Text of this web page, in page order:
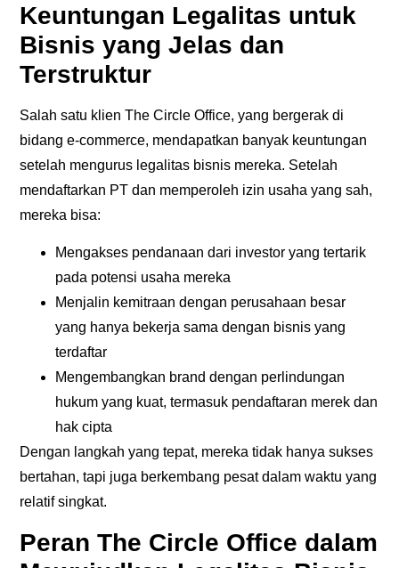
Keuntungan Legalitas untuk
Bisnis yang Jelas dan
Terstruktur
Salah satu klien The Circle Office, yang bergerak di
bidang e-commerce, mendapatkan banyak keuntungan
setelah mengurus legalitas bisnis mereka. Setelah
mendaftarkan PT dan memperoleh izin usaha yang sah,
mereka bisa:
Mengakses pendanaan dari investor yang tertarik
pada potensi usaha mereka
Menjalin kemitraan dengan perusahaan besar
yang hanya bekerja sama dengan bisnis yang
terdaftar
Mengembangkan brand dengan perlindungan
hukum yang kuat, termasuk pendaftaran merek dan
hak cipta
Dengan langkah yang tepat, mereka tidak hanya sukses
bertahan, tapi juga berkembang pesat dalam waktu yang
relatif singkat.
Peran The Circle Office dalam